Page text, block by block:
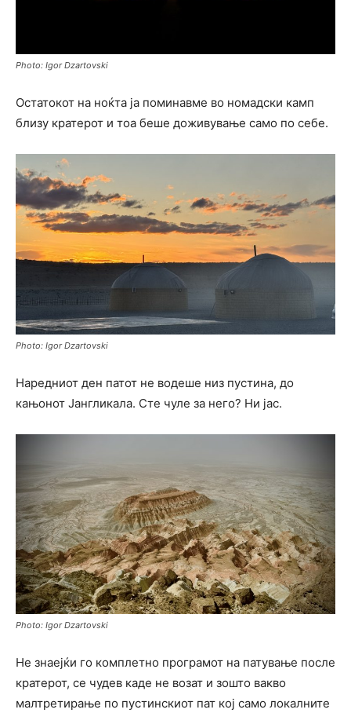
Photo: Igor Dzartovski
Остатокот на ноќта ја поминавме во номадски камп
близу кратерот и тоа беше доживување само по себе.
Photo: Igor Dzartovski
Наредниот ден патот не водеше низ пустина, до
кањонот Јангликала. Сте чуле за него? Ни јас.
Photo: Igor Dzartovski
Не знаејќи го комплетно програмот на патување после
кратерот, се чудев каде не возат и зошто вакво
малтретирање по пустинскиот пат кој само локалните